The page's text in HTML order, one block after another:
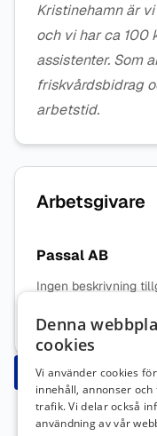
Kristinehamn är
och vi har ca 100
assistenter. Som
friskvårdsbidrag
arbetstid.
Arbetsgivare
Passal AB
Ingen beskrivning
Mer information om
Denna
cookies
Vi använder cookies
innehåll, annonser
trafik. Vi delar också
användning av vår